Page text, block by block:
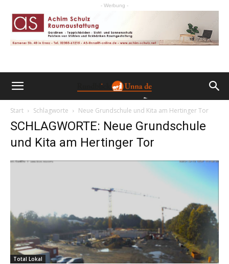
- Werbung -
Start Schlagworte Neue Grundschule und Kita am Hertinger Tor
SCHLAGWORTE: Neue Grundschule
und Kita am Hertinger Tor
Total Lokal